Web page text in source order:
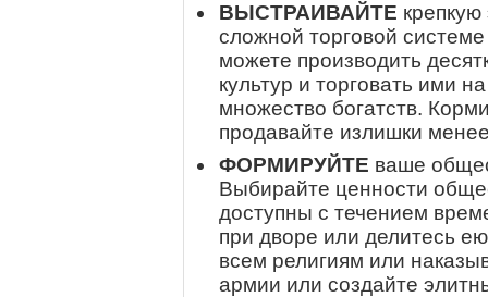
ВЫСТРАИВАЙТЕ
сложной торговой
можете производить
культур и торговать ими
множество богатств.
продавайте излишки
ФОРМИРУЙТЕ ваше
Выбирайте ценности
доступны с течением
при дворе или делитесь
всем религиям или
армии или создайте